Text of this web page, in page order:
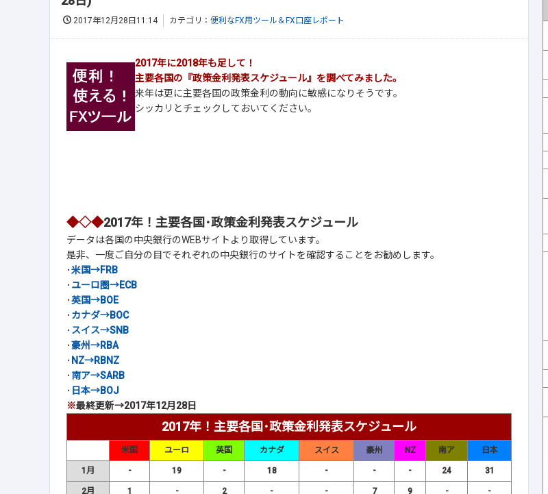
2017年12月28日11:14 カテゴリ： 便利なFX用ツール＆FX口座レポート
2017年に2018年も足して！
主要各国の『政策金利発表スケジュール』を調べてみました。
来年は更に主要各国の政策金利の動向に敏感になりそうです。
シッカリとチェックしておいてください。
◆◇◆2017年！主要各国･政策金利発表スケジュール
データは各国の中央銀行のWEBサイトより取得しています。
是非、一度ご自分の目でそれぞれの中央銀行のサイトを確認することをお勧めします。
･米国→FRB
･ ユーロ圏→ECB
･英国→BOE
･ カナダ→BOC
･ スイス→SNB
･豪州→RBA
･ NZ→RBNZ
･ 南ア→SARB
･ 日本→BOJ
※最終更新→2017年12月28日
2017年！主要各国･政策金利発表スケジュール
米国 ユーロ 英国 カナダ スイス 豪州 NZ 南ア 日本
1月 - 19 - 18 - - - 24 31
2月 1 - 2 - - 7 9 - -